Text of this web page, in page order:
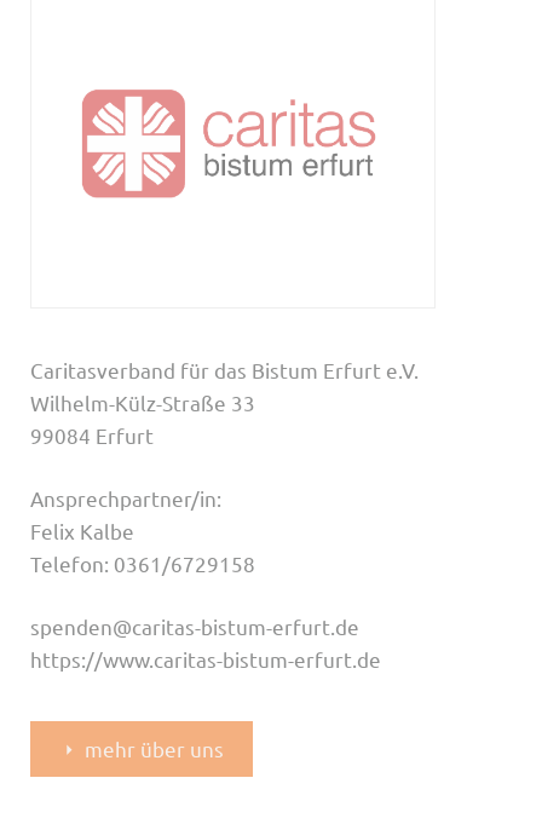
Caritasverband für das Bistum Erfurt e.V.
Wilhelm-Külz-Straße 33
99084 Erfurt
Ansprechpartner/in:
Felix Kalbe
Telefon: 0361/6729158
spenden@caritas-bistum-erfurt.de
https://www.caritas-bistum-erfurt.de
mehr über uns